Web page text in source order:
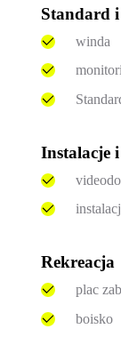
Standard i
winda
Instalacje
Rekreacja
plac
boisko